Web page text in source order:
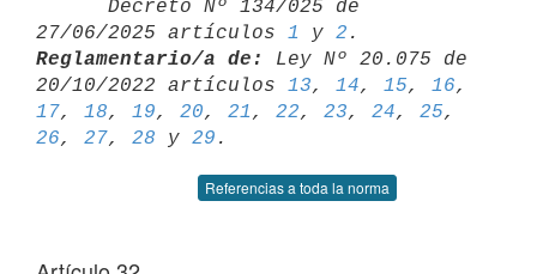
27/06/2025 artículos 1 y 2
Reglamentario/a de:
Ley Nº 20.075 de
20/10/2022 artículos 13, 14, 15, 16
17, 18, 19, 20, 21 , 22, 23, 24, 25
26, 27, 28 y 29
Referencias a toda la norma